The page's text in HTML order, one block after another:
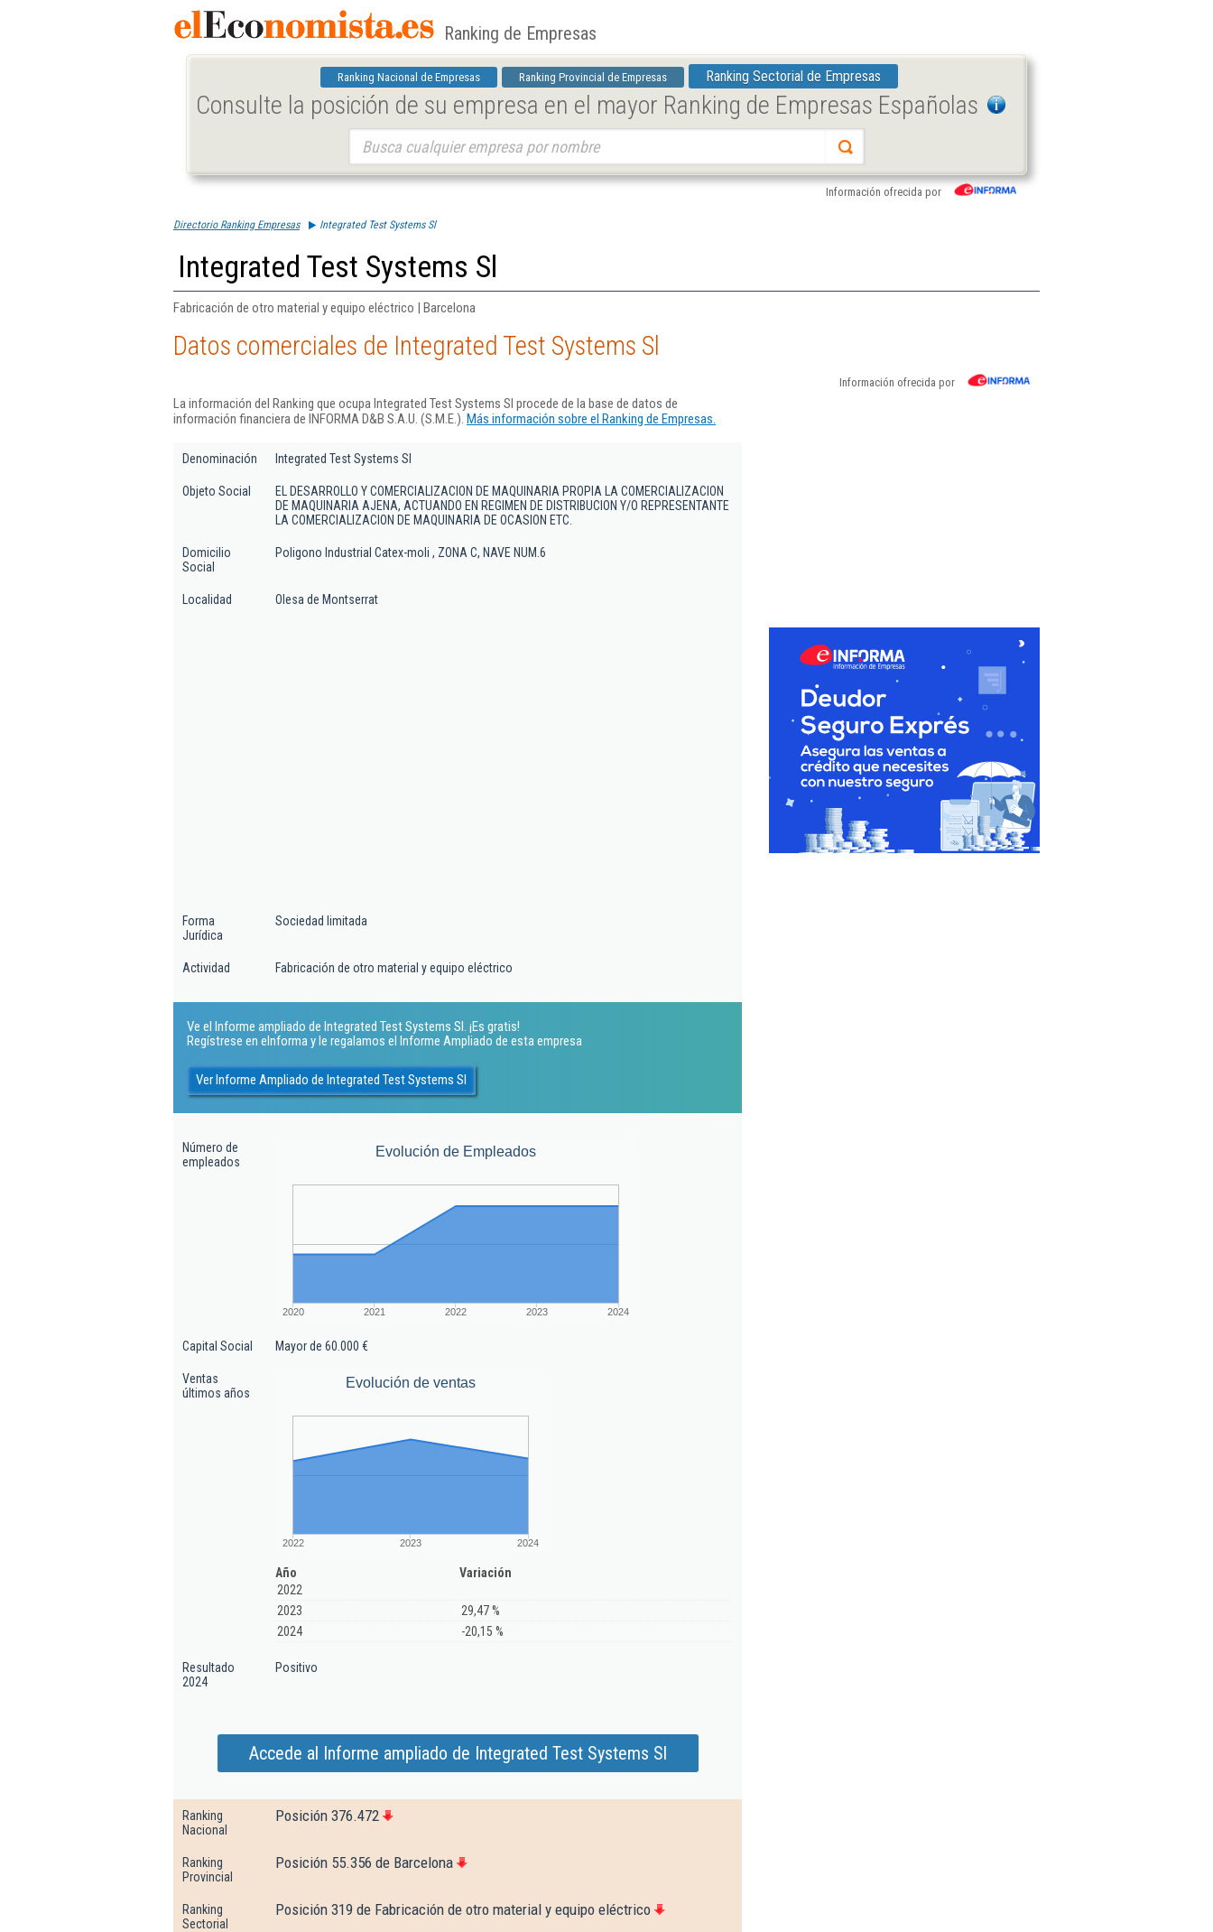
Ranking de Empresas
Ranking Nacional de Empresas Ranking Provincial de Empresas Ranking Sectorial de Empresas
Consulte la posición de su empresa en el mayor Ranking de Empresas Españolas
Información ofrecida por
Directorio Ranking Empresas Integrated Test Systems Sl
Integrated Test Systems Sl
Fabricación de otro material y equipo eléctrico | Barcelona
Datos comerciales de Integrated Test Systems Sl
Información ofrecida por
La información del Ranking que ocupa Integrated Test Systems Sl procede de la base de datos de
información financiera de INFORMA D&B S.A.U. (S.M.E.). Más información sobre el Ranking de Empresas.
Denominación Integrated Test Systems Sl
Objeto Social
EL DESARROLLO Y COMERCIALIZACION DE MAQUINARIA PROPIA LA COMERCIALIZACION
DE MAQUINARIA AJENA, ACTUANDO EN REGIMEN DE DISTRIBUCION Y/O REPRESENTANTE
LA COMERCIALIZACION DE MAQUINARIA DE OCASION ETC.
Domicilio
Social
Poligono Industrial Catex-moli , ZONA C, NAVE NUM.6
Localidad Olesa de Montserrat
Forma
Jurídica
Sociedad limitada
Actividad Fabricación de otro material y equipo eléctrico
Ve el Informe ampliado de Integrated Test Systems Sl. ¡Es gratis!
Regístrese en eInforma y le regalamos el Informe Ampliado de esta empresa
Ver Informe Ampliado de Integrated Test Systems Sl
Número de
empleados
Evolución de Empleados
2020 2021 2022 2023 2024
Capital Social Mayor de 60.000 €
Ventas
últimos años
Evolución de ventas
2022 2023 2024
Año
Variación
2022
2023
29,47 %
2024
-20,15 %
Resultado
2024
Positivo
Accede al Informe ampliado de Integrated Test Systems Sl
Ranking
Nacional
Posición 376.472
Ranking
Provincial
Posición 55.356 de Barcelona
Ranking
Sectorial
Posición 319 de Fabricación de otro material y equipo eléctrico